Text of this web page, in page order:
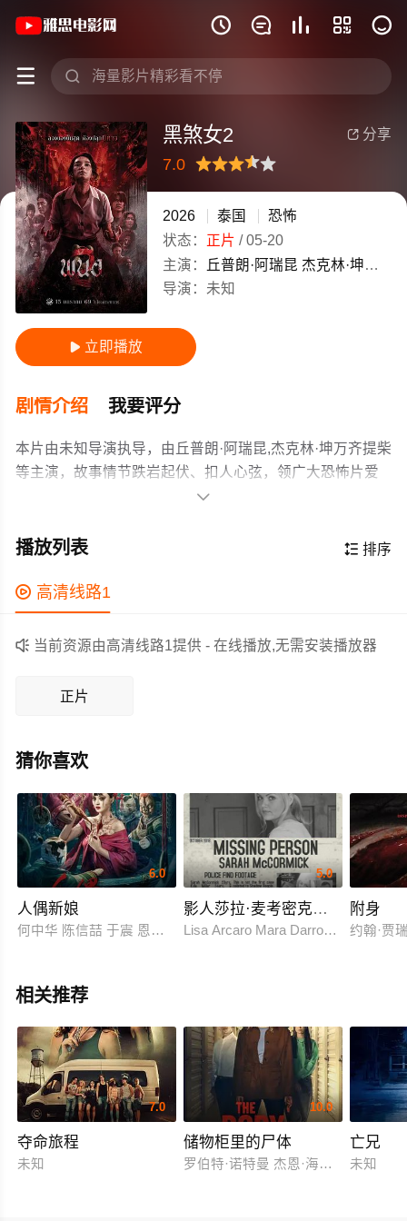
    
 
《黑煞女2》(2026)泰国泰语高清电影免
 分享
黑煞女2
7.0
很差较差
还行推荐力荐
2026 泰国
恐怖
状态： 正片 /05-20
主演：
丘普朗·阿瑞昆 杰克林·坤万齐提柴
导演： 未知
 立即播放
剧情介绍 我要评分
本片由未知导演执导，由丘普朗·阿瑞昆,杰克林·坤万齐提柴
等主演，故事情节跌岩起伏、扣人心弦，领广大恐怖片爱
（丘普朗阿瑞昆 飾）順利考取大學，原以為能埋葬過去、
新生活動後，慘遭六名學長姐殘酷霸凌。在導師制止後，
對方反而變本加厲，私下求助降頭師施以致命巫術，卻意
外喚醒潛藏在潘娜體內的「三眼神」邪力。獵人與獵物身
牙還牙展開血色清算。一場終極獵殺就此引爆，誰也別想
活著離開這場血色祭典！
作为一部 上映的恐怖电影，在当期同类题材影片中具有一
定的看点，在演员表现和剧情架构上也都有不错的亮点，
剧情紧凑，角色塑造鲜明，适合喜欢恐怖类电影的观众观

 排序
播放列表
 高清线路1
 当前资源由高清线路1提供 - 在线播放,无需安装播放器
正片
猜你喜欢
6.0
人偶新娘
何中华 陈信喆 于震 恩璟 侍宣如 尚娜 刘成瑞
5.0
影人莎拉·麦考密克的最后一段
Lisa Arcaro Mara Darrow Michael
附身
约翰·贾
相关推荐
7.0
夺命旅程
未知
10.0
储物柜里的尸体
罗伯特·诺特曼 杰恩·海特迈尔
亡兄
未知